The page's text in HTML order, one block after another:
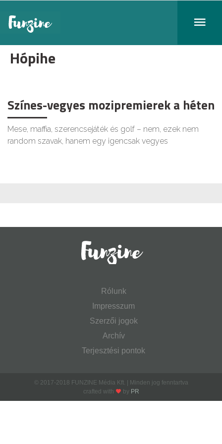
Hópihe
Színes-vegyes mozipremierek a héten
Mese, maffia, szerencsejáték és golf – nem, ezek nem
random szavak, hanem egy igencsak vegyes
Rólunk
Impresszum
Szerzői jogok
Archív
Terjesztési pontok
© 2017-2018 FUNZINE Média Kft. | Minden jog fenntartva
crafted with
by PR